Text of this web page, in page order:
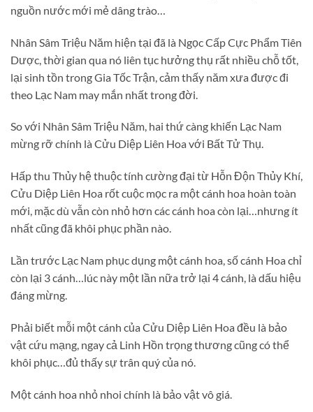
nguồn nước mới mẻ dâng trào…
Nhân Sâm Triệu Năm hiện tại đã là Ngọc Cấp Cực Phẩm Tiên
Dược, thời gian qua nó liên tục hưởng thụ rất nhiều chỗ tốt,
lại sinh tồn trong Gia Tốc Trận, cảm thấy năm xưa được đi
theo Lạc Nam may mắn nhất trong đời.
So với Nhân Sâm Triệu Năm, hai thứ càng khiến Lạc Nam
mừng rỡ chính là Cửu Diệp Liên Hoa với Bất Tử Thụ.
Hấp thu Thủy hệ thuộc tính cường đại từ Hỗn Độn Thủy Khí,
Cửu Diệp Liên Hoa rốt cuộc mọc ra một cánh hoa hoàn toàn
mới, mặc dù vẫn còn nhỏ hơn các cánh hoa còn lại…nhưng ít
nhất cũng đã khôi phục phần nào.
Lần trước Lạc Nam phục dụng một cánh hoa, số cánh Hoa chỉ
còn lại 3 cánh…lúc này một lần nữa trở lại 4 cánh, là dấu hiệu
đáng mừng.
Phải biết mỗi một cánh của Cửu Diệp Liên Hoa đều là bảo
vật cứu mạng, ngay cả Linh Hồn trọng thương cũng có thể
khôi phục…đủ thấy sự trân quý của nó.
Một cánh hoa nhỏ nhoi chính là bảo vật vô giá.